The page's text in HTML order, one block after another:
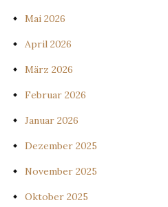
Mai 2026
April 2026
März 2026
Februar 2026
Januar 2026
Dezember 2025
November 2025
Oktober 2025